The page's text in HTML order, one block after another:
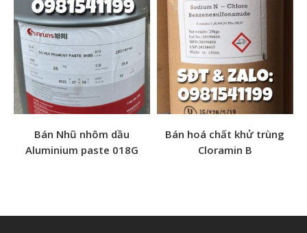
Tên gọi khác: Kẽm đistearat, Znst, Kẽm stearate, Chất
chống lắng, Distearat kẽm, Zn Stearate
CTHH: Zn(C18H35O2)2 (C36H70O4Zn)
Quy cách: 25kg/bao
Ngoại quan: Bột màu trắng
>>> Tham khảo thêm nhiều
hóa chất công nghiệpkhác
Bán Nhũ nhôm dầu
Aluminium paste 018G
Bán hoá chất khử trùng
Cloramin B